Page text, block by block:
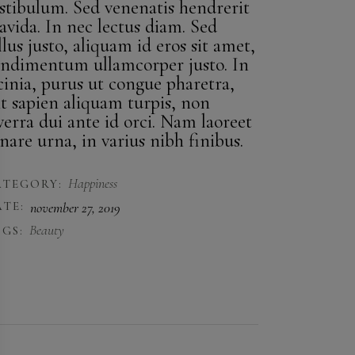
Sed venenatis hendrerit
In nec lectus diam. Sed
justo, aliquam id eros sit amet,
ullamcorper justo. In
purus ut congue pharetra,
sapien aliquam turpis, non
dui ante id orci. Nam laoreet
urna, in varius nibh finibus.
Happiness
november 27, 2019
Beauty